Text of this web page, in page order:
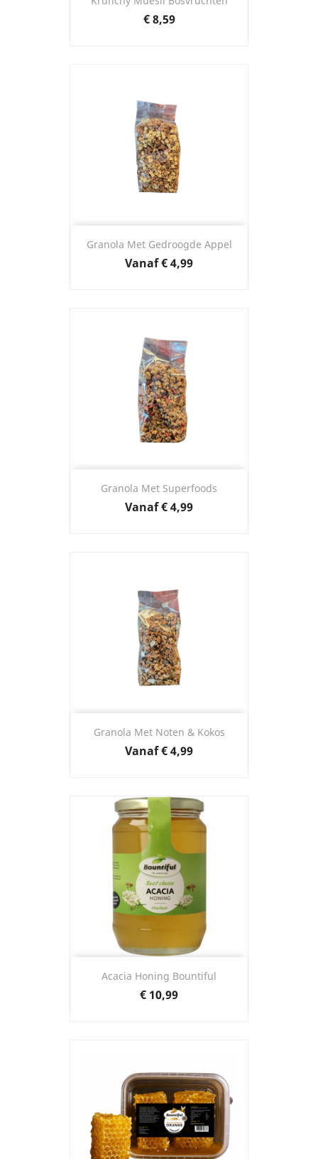
Prijs
€ 8,59
Granola Met Gedroogde Appel
VanafPrijs
€ 4,99
Granola Met Superfoods
VanafPrijs
€ 4,99
Granola Met Noten & Kokos
VanafPrijs
€ 4,99
Acacia Honing Bountiful
Prijs
€ 10,99